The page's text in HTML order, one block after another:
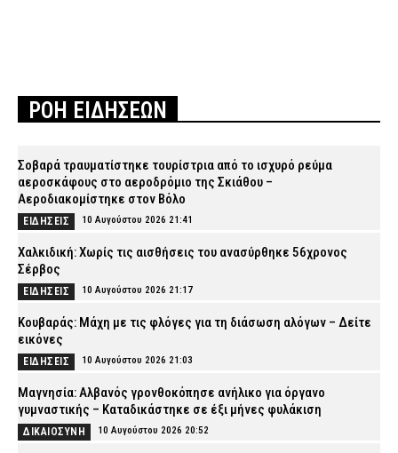
ΡΟΗ ΕΙΔΗΣΕΩΝ
Σοβαρά τραυματίστηκε τουρίστρια από το ισχυρό ρεύμα
αεροσκάφους στο αεροδρόμιο της Σκιάθου –
Αεροδιακομίστηκε στον Βόλο
ΕΙΔΗΣΕΙΣ 10 Αυγούστου 2026 21:41
Χαλκιδική: Χωρίς τις αισθήσεις του ανασύρθηκε 56χρονος
Σέρβος
ΕΙΔΗΣΕΙΣ 10 Αυγούστου 2026 21:17
Κουβαράς: Μάχη με τις φλόγες για τη διάσωση αλόγων – Δείτε
εικόνες
ΕΙΔΗΣΕΙΣ 10 Αυγούστου 2026 21:03
Μαγνησία: Αλβανός γρονθοκόπησε ανήλικο για όργανο
γυμναστικής – Καταδικάστηκε σε έξι μήνες φυλάκιση
ΔΙΚΑΙΟΣΥΝΗ 10 Αυγούστου 2026 20:52